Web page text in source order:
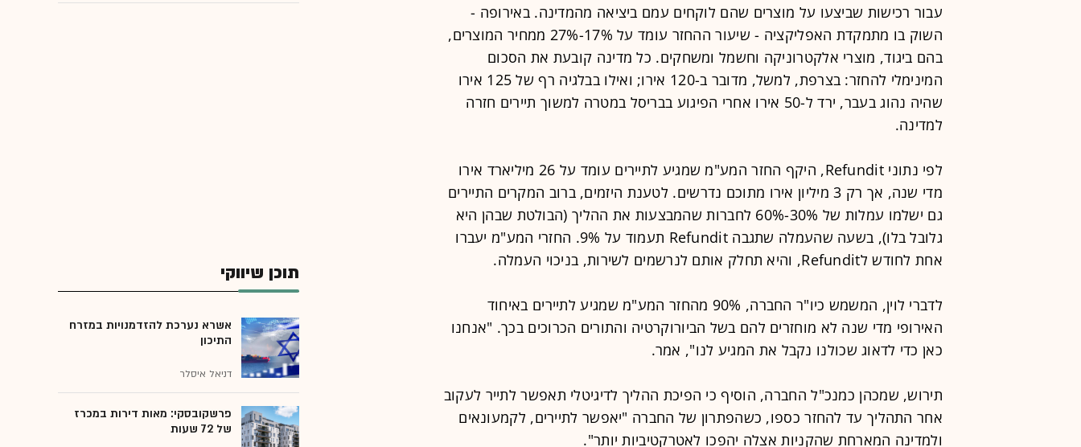
עבור רכישות שביצעו על מוצרים שהם לוקחים עמם ביציאה מהמדינה. באירופה -
השוק בו מתמקדת האפליקציה - שיעור ההחזר עומד על 17%-27% ממחיר המוצרים,
בהם ביגוד, מוצרי אלקטרוניקה וחשמל ומשחקים. כל מדינה קובעת את הסכום
המינימלי להחזר: בצרפת, למשל, מדובר ב-120 אירו; ואילו בבלגיה רף של 125 אירו
שהיה נהוג בעבר, ירד ל-50 אירו אחרי הפיגוע בבריסל במטרה למשוך תיירים חזרה
למדינה.
לפי נתוני Refundit, היקף החזר המע"מ שמגיע לתיירים עומד על 26 מיליארד אירו
מדי שנה, אך רק 3 מיליון אירו מתוכם נדרשים. לטענת היזמים, ברוב המקרים התיירים
גם ישלמו עמלות של 30%-60% לחברות שהמבצעות את ההליך (הבולטת שבהן היא
גלובל בלו), בשעה שהעמלה שתגבה Refundit תעמוד על 9%. החזרי המע"מ יעברו
אחת לחודש לRefundit, והיא תחלק אותם לנרשמים לשירות, בניכוי העמלה.
לדברי לוין, המשמש כיו"ר החברה, 90% מהחזר המע"מ שמגיע לתיירים באיחוד
האירופי מדי שנה לא מוחזרים להם בשל הביורוקרטיה והתורים הכרוכים בכך. "אנחנו
כאן כדי לדאוג שכולנו נקבל את המגיע לנו", אמר.
תירוש, שמכהן כמנכ"ל החברה, הוסיף כי הפיכת ההליך לדיגיטלי תאפשר לתייר לעקוב
אחר התהליך עד להחזר כספו, כשהפתרון של החברה "יאפשר לתיירים, לקמעונאים
ולמדינה המארחת שהקניות אצלה יהפכו לאטרקטיביות יותר".
תוכן שיווקי
אשרא נערכת להזדמנויות במזרח
התיכון
דניאל איסלר
פרשקובסקי: מאות דירות במכרז
של 72 שעות